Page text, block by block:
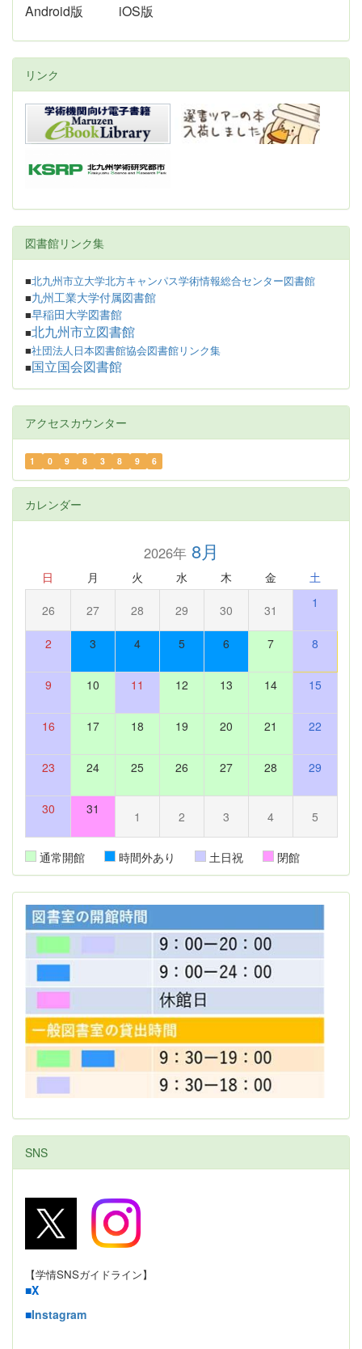
Android版 iOS版
リンク
図書館リンク集
■北九州市立大学北方キャンパス学術情報総合センター図書館
■九州工業大学付属図書館
■早稲田大学図書館
■北九州市立図書館
■社団法人日本図書館協会図書館リンク集
■ 国立国会図書館
アクセスカウンター
1 0 9 8 3 8 9 6
カレンダー
2026年8月
日 月 火 水 木 金 土
26 27 28 29 30 31 1
2 3 4 5 6 7 8
9 10 11 12 13 14 15
16 17 18 19 20 21 22
23 24 25 26 27 28 29
30 31 1 2 3 4 5
通常開館 時間外あり 土日祝 閉館
SNS
【学情SNSガイドライン】
■X
■Instagram